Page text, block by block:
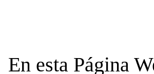
En esta Página